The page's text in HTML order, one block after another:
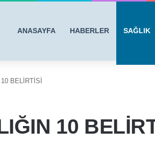
ANASAYFA HABERLER SAĞLIK
BELİRTİSİ
10